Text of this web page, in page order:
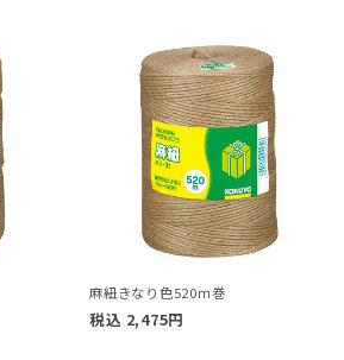
麻紐きなり色520ｍ巻
税込 2,475円